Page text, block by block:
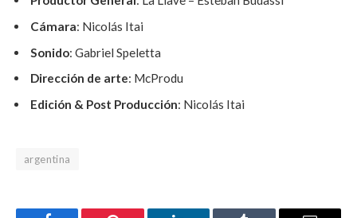
Cámara: Nicolás Itai
Sonido: Gabriel Speletta
Dirección de arte: McProdu
Edición & Post Producción: Nicolás Itai
argentina